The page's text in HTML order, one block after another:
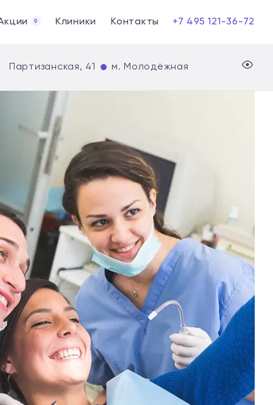
9 Клиники Контакты +7 495 121-36-72
Партизанская, 41 м. Молодёжная